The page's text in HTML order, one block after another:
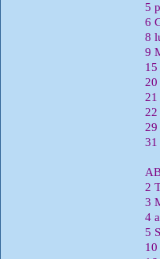
5
6
8
9
15
20
21
31
2
3
4
5
10